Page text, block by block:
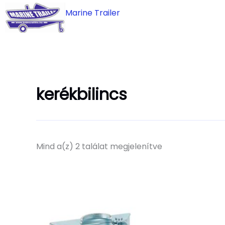
to
content
Marine Trailer
kerékbilincs
Mind a(z) 2 találat megjelenítve